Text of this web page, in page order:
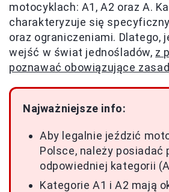
motocyklach: A1, A2 oraz A.
charakteryzuje się
oraz ograniczeniami. Dlatego,
wejść w świat jednośladów, z
poznawać obowiązujące
Najważniejsze info:
Aby legalnie jeździć
Polsce, należy posiadać
odpowiedniej kategorii
Kategorie A1 i A2 mają